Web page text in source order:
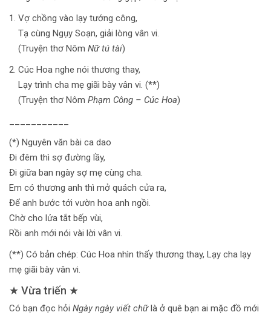
Vợ chồng vào lạy tướng công,
Tạ cùng Ngụy Soạn, giải lòng vân vi.
(Truyện thơ Nôm Nữ tú tài)
Cúc Hoa nghe nói thương thay,
Lạy trình cha mẹ giãi bày vân vi. (**)
(Truyện thơ Nôm Phạm Công – Cúc Hoa)
(*) Nguyên văn bài ca dao
Đi đêm thì sợ đường lầy,
Đi giữa ban ngày sợ mẹ cùng cha.
Em có thương anh thì mở quách cửa ra,
Để anh bước tới vườn hoa anh ngồi.
Chờ cho lửa tắt bếp vùi,
Rồi anh mới nói vài lời vân vi.
(**) Có bản chép: Cúc Hoa nhìn thấy thương thay, Lạy cha lạy
mẹ giãi bày vân vi.
★ Vừa triến ★
Có bạn đọc hỏi Ngày ngày viết chữlà ở quê bạn ai mặc đồ mới